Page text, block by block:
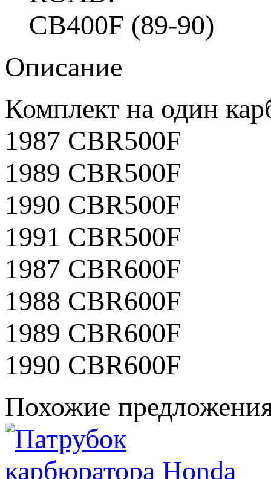
CB400F (89-90)
Описание
Комплект на один
1987 CBR500F
1989 CBR500F
1990 CBR500F
1991 CBR500F
1987 CBR600F
1988 CBR600F
1989 CBR600F
1990 CBR600F
Похожие